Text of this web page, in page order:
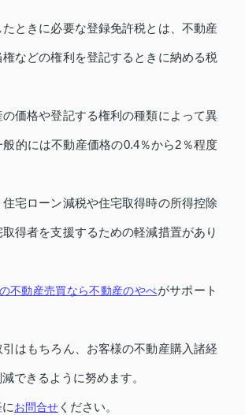
ときに必要な登録免許税とは、不動産
などの権利を登記するときに納める税
価格や登記する権利の種類によって異
的には不動産価格の0.4％から2％程度
宅ローン減税や住宅取得時の所得控除
得者を支援するための軽減措置があり
不動産売買なら不動産のやべがサポート
はもちろん、お客様の不動産購入諸経
できるように努めます。
お問合せ ください。